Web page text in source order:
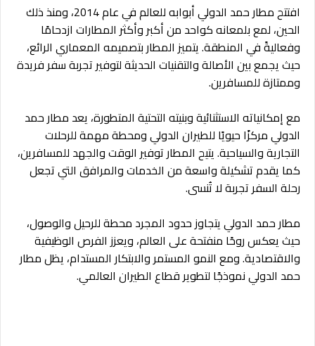
افتتح مطار حمد الدولي أبوابه للعالم في عام 2014، ومنذ ذلك
الحين، لمع بلمعانه كواحد من أكبر وأكثر المطارات ازدحامًا
وفعاليةً في المنطقة. يتميز المطار بتصميمه المعماري الرائع،
حيث يجمع بين الأصالة والتقنيات الحديثة لتوفير تجربة سفر فريدة
وممتازة للمسافرين.
مع إمكانياته الاستثنائية وبنيته التحتية المتطورة، يعد مطار حمد
الدولي مركزًا حيويًا للطيران الدولي ومحطة مهمة للرحلات
التجارية والسياحية. يتيح المطار توفير الوقت والجهد للمسافرين،
كما يقدم تشكيلة واسعة من الخدمات والمرافق التي تجعل
رحلة السفر تجربة لا تُنسى.
مطار حمد الدولي يتجاوز حدود المجرد محطة للرحيل والوصول،
حيث يعكس روحًا منفتحة على العالم، ويعزز الفرص الوظيفية
والاقتصادية. ومع النمو المستمر والابتكار المستدام، يظل مطار
حمد الدولي نموذجًا لتطوير قطاع الطيران العالمي.